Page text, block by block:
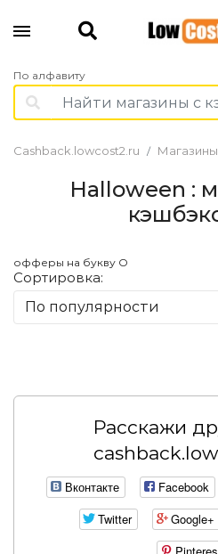
По алфавиту
Cashback.lowcost2.ru
Halloween :
офферы на букву O
Сортировка:
По популярности
Расскажи
Вконтакте Facebook
Twitter
Google+